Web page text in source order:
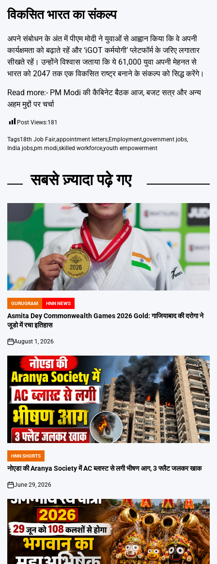
विकसित भारत का संकल्प
अपने संबोधन के अंत में पीएम मोदी ने युवाओं से आह्वान किया कि वे अपनी
कार्यक्षमता को बढ़ाते रहें और ‘iGOT कर्मयोगी’ प्लेटफॉर्म के जरिए लगातार
सीखते रहें। उन्होंने विश्वास जताया कि ये 61,000 युवा अपनी मेहनत से
भारत को 2047 तक एक विकसित राष्ट्र बनाने के संकल्प को सिद्ध करेंगे।
Read more:- PM Modi की कैबिनेट बैठक आज, बजट सत्र और अन्य
अहम मुद्दों पर चर्चा
Post Views:181
Tags18th Job Fair,appointment letters,Employment,government jobs,
India jobs,pm modi,skilled workforce,youth empowerment
सबसे ज़्यादा पढ़े गए
POSTED
IN
GURUGRAM HNN NEWS
Asmita Dey Commonwealth Games 2026 Gold: गाजियाबाद की दरोगा ने
जूडो में रचा इतिहास
on
August 1, 2026
POSTED
IN
HNN SHORTS
नोएडा की Aranya Society में AC ब्लास्ट से लगी भीषण आग, 3 फ्लैट जलकर खाक
on
June 29, 2026